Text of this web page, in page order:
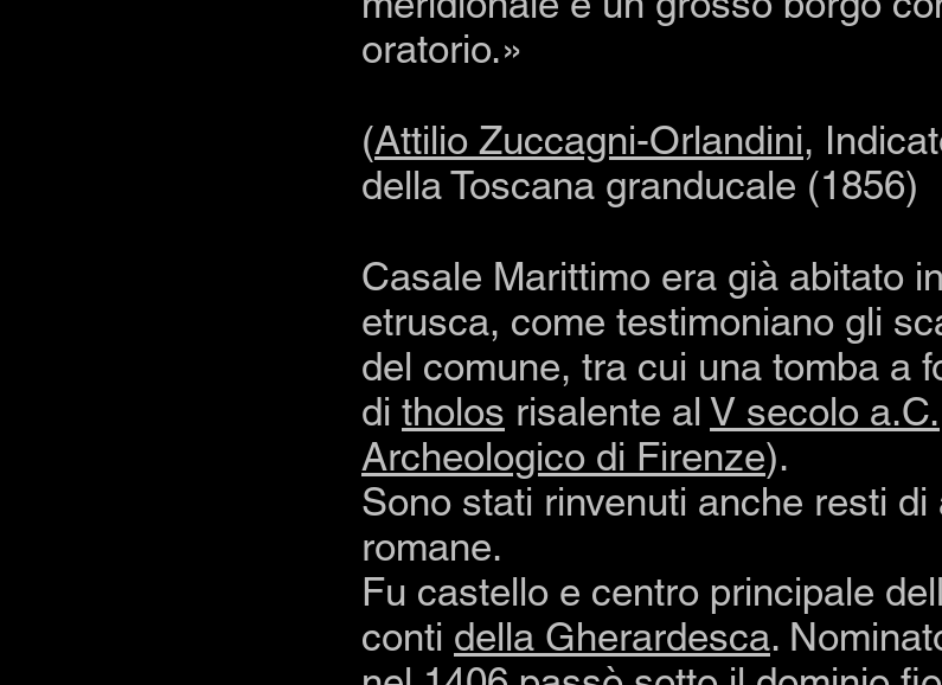
oratorio.»
(Attilio Zuccagni-Orlandini,
della Toscana granducale (1856)
Casale Marittimo era già abitato
etrusca, come testimoniano gli
del comune, tra cui una tomba a
di tholos risalente al V secolo a.C.
Archeologico di Firenze).
Sono stati rinvenuti anche resti di
romane.
Fu castello e centro principale
conti della Gherardesca.